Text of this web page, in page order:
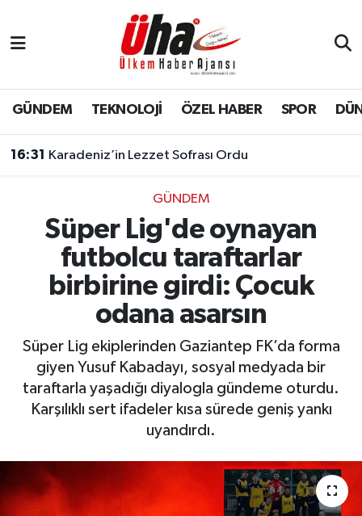
GÜNDEM TEKNOLOJİ ÖZEL HABER SPOR
16:31 Karadeniz’in Lezzet Sofrası Ordu
GÜNDEM
Süper Lig'de oynayan
futbolcu taraftarlar
birbirine girdi: Çocuk
odana asarsın
Süper Lig ekiplerinden Gaziantep FK’da forma
giyen Yusuf Kabadayı, sosyal medyada bir
taraftarla yaşadığı diyalogla gündeme oturdu.
Karşılıklı sert ifadeler kısa sürede geniş yankı
uyandırdı.
İstanbul Nöbetçi Eczaneler
İstanbul Hava Durumu
Süper Lig Puan Durumu ve Fikstür
Tüm Manşetler
Son Dakika Haberleri
Haber Arşivi